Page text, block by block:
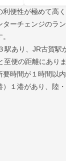
利便性が極めて高
ターチェンジのラ
駅あり、JR古賀
便の距離にありま
要時間が１時間以
）１港があり、陸